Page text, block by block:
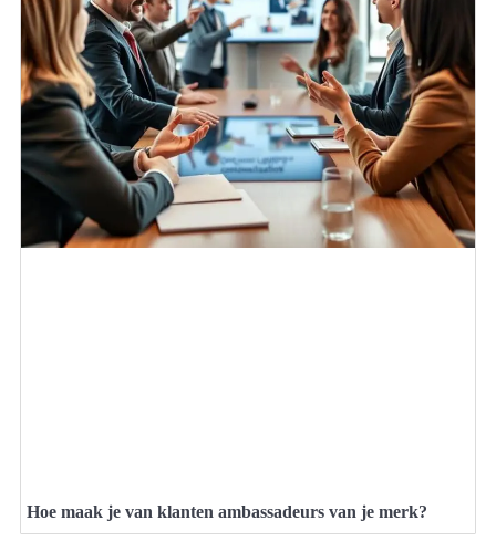
Hoe maak je van klanten ambassadeurs van je merk?